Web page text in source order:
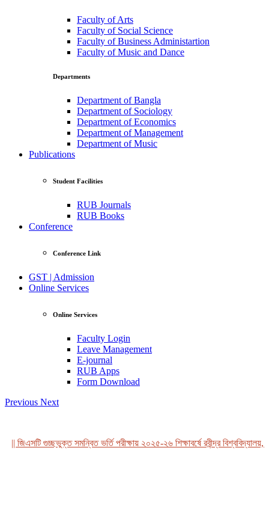
Faculty of Arts
Faculty of Social Science
Faculty of Business Administartion
Faculty of Music and Dance
Departments
Department of Bangla
Department of Sociology
Department of Economics
Department of Management
Department of Music
Publications
Student Facilities
RUB Journals
RUB Books
Conference
Conference Link
GST | Admission
Online Services
Online Services
Faculty Login
Leave Management
E-journal
RUB Apps
Form Download
Previous Next
|| জিএসটি গুচ্ছভুক্ত সমন্বিত ভর্তি পরীক্ষায় ২০২৫-২৬ শিক্ষাবর্ষে রবীন্দ্র